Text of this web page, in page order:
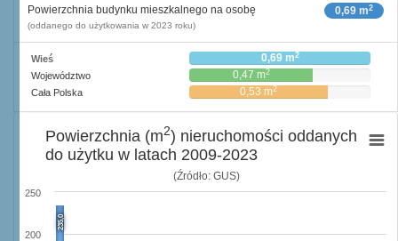
0,69 m2
Powierzchnia budynku mieszkalnego na osobę
(oddanego do użytkowania w 2023 roku)
Wieś 0,69 m2
Województwo 0,47 m2
Cała Polska 0,53 m2
(Źródło: GUS)
235,0
200
250
Powierzchnia (m2) nieruchomości oddanych
do użytku w latach 2009-2023